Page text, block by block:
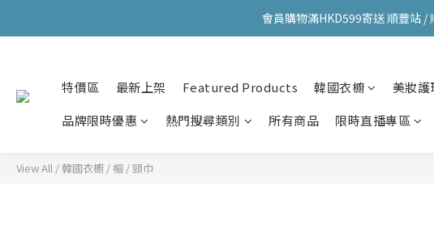
會員購物滿HKD599寄送 順豐站 /
會員購物滿HKD599寄送 順豐站 /
會員購物滿HKD599寄送 順豐站 /
特價區 最新上架 Featured Products 韓國衣櫥 美妝護
品牌限時優惠
熱門搜尋類別 所有商品 限時直播專區
View All /韓國衣櫥 / 帽 / 頸巾